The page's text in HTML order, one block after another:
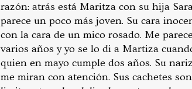
razón: atrás está Maritza con su hija
parece un poco más joven. Su cara
con la cara de un mico rosado. Me
varios años y yo se lo di a Martiza
quien en mayo cumple dos años. Su
me miran con atención. Sus cachetes